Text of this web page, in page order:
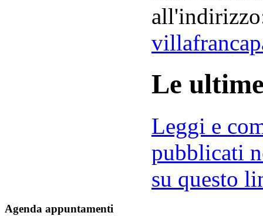
Le
Leggi e
pubblicati
su questo
Agenda appuntamenti